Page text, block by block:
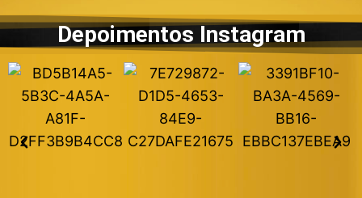
Depoimentos Instagram